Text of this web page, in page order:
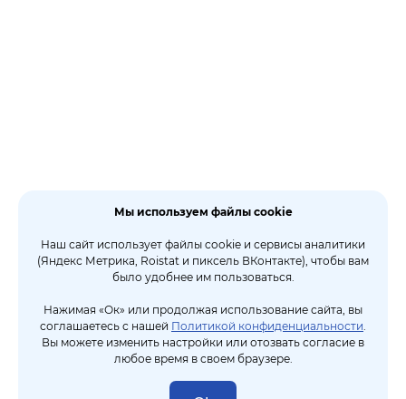
Мы используем файлы cookie
Наш сайт использует файлы cookie и сервисы аналитики
(Яндекс Метрика, Roistat и пиксель ВКонтакте), чтобы вам
было удобнее им пользоваться.
Нажимая «Ок» или продолжая использование сайта, вы
соглашаетесь с нашей Политикой конфиденциальности.
Вы можете изменить настройки или отозвать согласие в
любое время в своем браузере.